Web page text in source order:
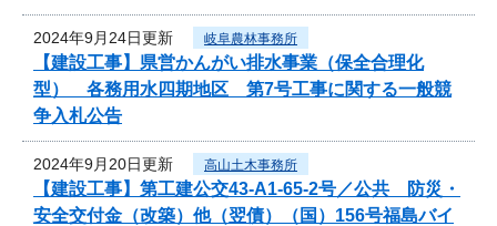
2024年9月24日更新 岐阜農林事務所
【建設工事】県営かんがい排水事業（保全合理化
型） 各務用水四期地区 第7号工事に関する一般競
争入札公告
2024年9月20日更新 高山土木事務所
【建設工事】第工建公交43-A1-65-2号／公共 防災・
安全交付金（改築）他（翌債）（国）156号福島バイ